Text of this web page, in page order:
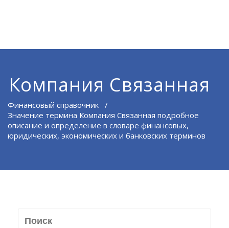
Компания Связанная
Финансовый справочник /
Значение термина Компания Связанная подробное
описание и определение в словаре финансовых,
юридических, экономических и банковских терминов